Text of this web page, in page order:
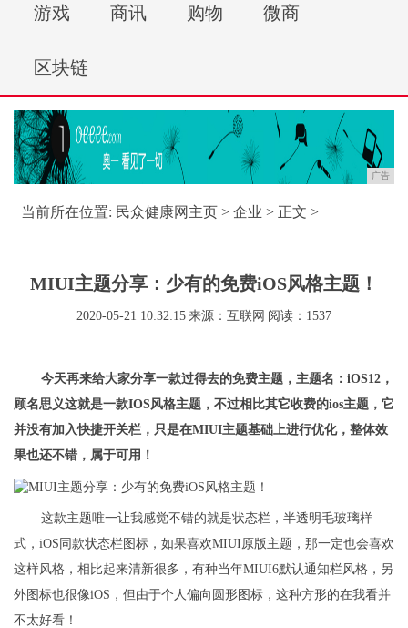
游戏 商讯 购物 微商
区块链
广告
当前所在位置: 民众健康网主页 > 企业 > 正文 >
MIUI主题分享：少有的免费iOS风格主题！
2020-05-21 10:32:15 来源：互联网 阅读：1537
今天再来给大家分享一款过得去的免费主题，主题名：iOS12，
顾名思义这就是一款IOS风格主题，不过相比其它收费的ios主题，它
并没有加入快捷开关栏，只是在MIUI主题基础上进行优化，整体效
果也还不错，属于可用！
这款主题唯一让我感觉不错的就是状态栏，半透明毛玻璃样
式，iOS同款状态栏图标，如果喜欢MIUI原版主题，那一定也会喜欢
这样风格，相比起来清新很多，有种当年MIUI6默认通知栏风格，另
外图标也很像iOS，但由于个人偏向圆形图标，这种方形的在我看并
不太好看！